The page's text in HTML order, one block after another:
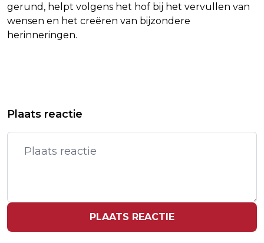
gerund, helpt volgens het hof bij het vervullen van
wensen en het creëren van bijzondere
herinneringen.
AKKOORD OVER RECHTEN DIASPORA
ACKMAN WIL BELANG IN UNIVERSAL
MUSIC VERKOPEN NA AFGEKETST
BOD
Plaats reactie
PLAATS REACTIE